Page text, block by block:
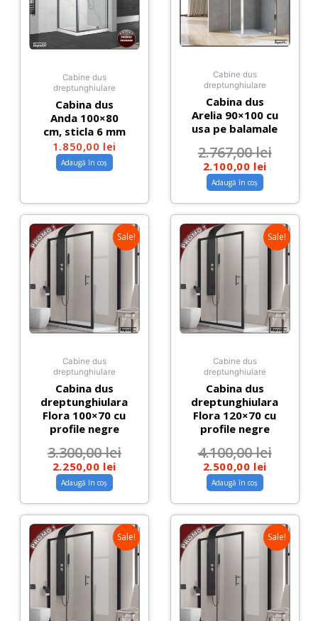
Cabine dus
dreptunghiulare
Cabina dus
Anda 100×80
cm, sticla 6 mm
1.850,00 lei
Adaugă în coș
Cabine dus
dreptunghiulare
Cabina dus
Arelia 90×100 cu
usa pe balamale
2.767,00lei
2.100,00 lei
Adaugă în coș
Sale!
Cabine dus
dreptunghiulare
Cabina dus
dreptunghiulara
Flora 100×70 cu
profile negre
3.300,00lei
2.250,00 lei
Adaugă în coș
Sale!
Cabine dus
dreptunghiulare
Cabina dus
dreptunghiulara
Flora 120×70 cu
profile negre
4.100,00lei
2.500,00 lei
Adaugă în coș
Sale! Sale!